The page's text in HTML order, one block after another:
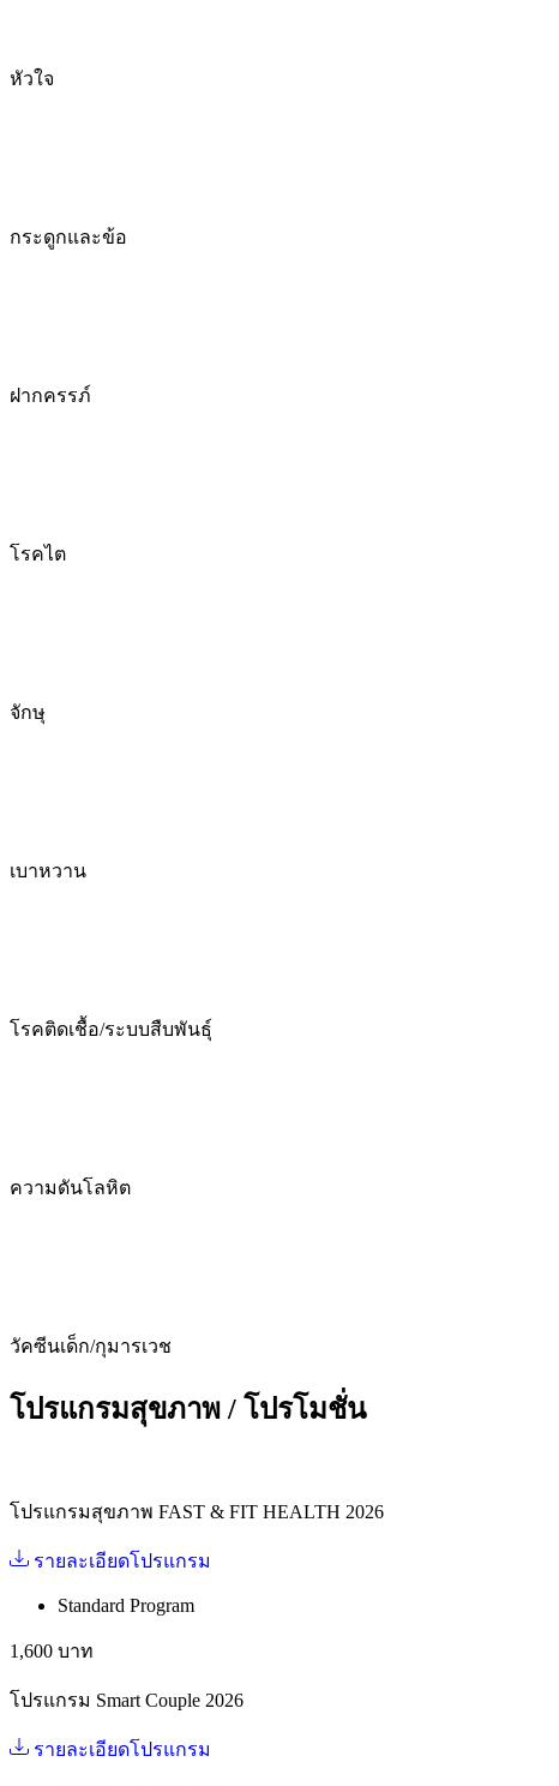
หัวใจ
กระดูกและข้อ
ฝากครรภ์
โรคไต
จักษุ
เบาหวาน
โรคติดเชื้อ/ระบบสืบพันธุ์
ความดันโลหิต
วัคซีนเด็ก/กุมารเวช
โปรแกรมสุขภาพ / โปรโมชั่น
โปรแกรมสุขภาพ FAST & FIT HEALTH 2026
รายละเอียดโปรแกรม
Standard Program
1,600 บาท
โปรแกรม Smart Couple 2026
รายละเอียดโปรแกรม